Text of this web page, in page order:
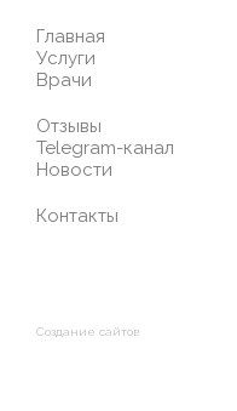
Главная
Услуги
Врачи
Отзывы
Telegram-канал
Новости
Контакты
Создание сайтов